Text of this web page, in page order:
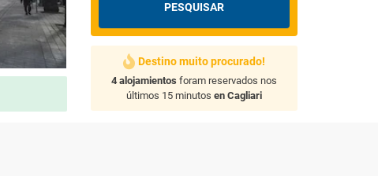
PESQUISAR
Destino muito procurado!
4 alojamientos foram reservados nos
últimos 15 minutos en Cagliari